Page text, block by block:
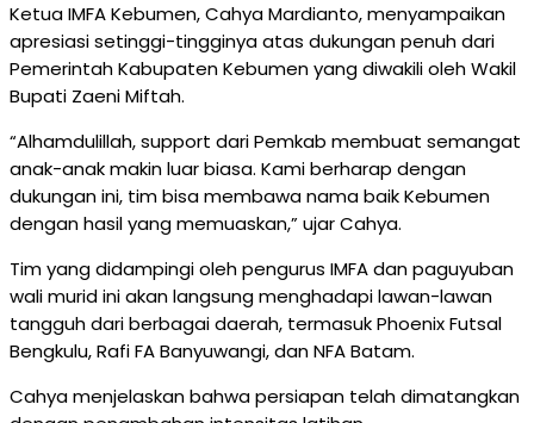
Ketua IMFA Kebumen, Cahya Mardianto, menyampaikan
apresiasi setinggi-tingginya atas dukungan penuh dari
Pemerintah Kabupaten Kebumen yang diwakili oleh Wakil
Bupati Zaeni Miftah.
“Alhamdulillah, support dari Pemkab membuat semangat
anak-anak makin luar biasa. Kami berharap dengan
dukungan ini, tim bisa membawa nama baik Kebumen
dengan hasil yang memuaskan,” ujar Cahya.
Tim yang didampingi oleh pengurus IMFA dan paguyuban
wali murid ini akan langsung menghadapi lawan-lawan
tangguh dari berbagai daerah, termasuk Phoenix Futsal
Bengkulu, Rafi FA Banyuwangi, dan NFA Batam.
Cahya menjelaskan bahwa persiapan telah dimatangkan